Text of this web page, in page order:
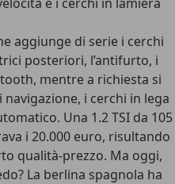
aggiunge di serie i cerchi
posteriori, l’antifurto, i
mentre a richiesta si
i cerchi in lega
Una 1.2 TSI da 105
i 20.000 euro, risultando
qualità-prezzo. Ma oggi,
La berlina spagnola ha